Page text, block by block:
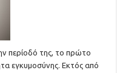
περίοδό της, το πρώτο
εγκυμοσύνης. Εκτός από